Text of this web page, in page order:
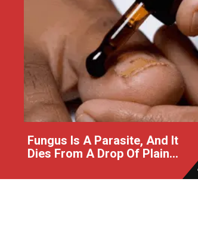
Fungus Is A Parasite, And It
Dies From A Drop Of Plain...